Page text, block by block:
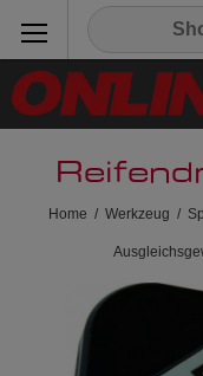
Home / Werkzeug /